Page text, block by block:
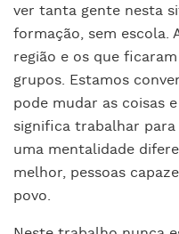
ver tanta gente nesta
formação, sem escola.
região e os que
grupos. Estamos
pode mudar as coisas
significa trabalhar
uma mentalidade
melhor, pessoas
povo.